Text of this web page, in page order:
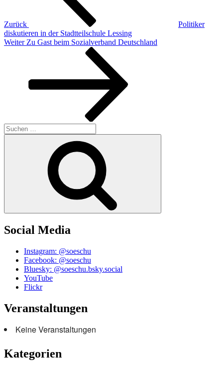
Zurück
Politiker
diskutieren in der Stadtteilschule Lessing
Nächster
Weiter Zu Gast beim Sozialverband Deutschland
Suchen
nach:
Social Media
Instagram: @soeschu
Facebook: @soeschu
Bluesky: @soeschu.bsky.social
YouTube
Flickr
Veranstaltungen
Keine Veranstaltungen
Kategorien